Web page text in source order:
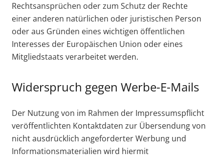
Rechtsansprüchen oder zum Schutz der Rechte
einer anderen natürlichen oder juristischen Person
oder aus Gründen eines wichtigen öffentlichen
Interesses der Europäischen Union oder eines
Mitgliedstaats verarbeitet werden.
Widerspruch gegen Werbe-E-Mails
Der Nutzung von im Rahmen der Impressumspflicht
veröffentlichten Kontaktdaten zur Übersendung von
nicht ausdrücklich angeforderter Werbung und
Informationsmaterialien wird hiermit